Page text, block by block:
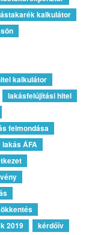
kalkulátor
kalkulátor
lakásfelújítási hitel
felmondása
lakás ÁFA
2019
kérdőív